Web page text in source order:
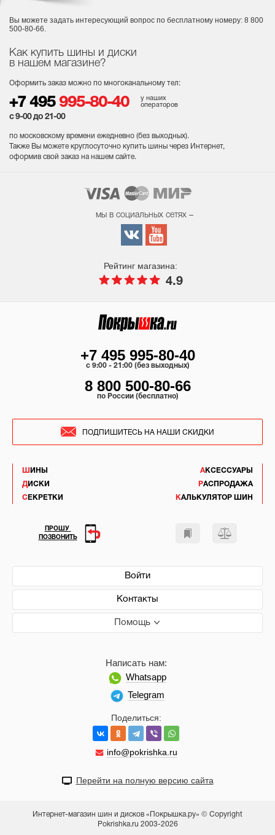
Как купить шины и диски
в нашем магазине?
Оформить заказ можно по многоканальному тел:
+7 495 995-80-40
у наших
операторов
с 9-00 до 21-00
по московскому времени ежедневно (без выходных).
Также Вы можете круглосуточно купить шины через Интернет,
оформив свой заказ на нашем сайте.
Вы можете задать интересующий вопрос по бесплатному номеру: 8 800
500-80-66.
мы в социальных сетях –
Рейтинг магазина:
4.9
ШИНЫ
ДИСКИ
СЕКРЕТКИ
АКСЕССУАРЫ
РАСПРОДАЖА
КАЛЬКУЛЯТОР ШИН
Войти
Контакты
Помощь
Поделиться:
info@pokrishka.ru
Написать нам:
Whatsapp
Telegram
+7 495 995-80-40
c 9:00 - 21:00 (без выходных)
8 800 500-80-66
по России (бесплатно)
ПОДПИШИТЕСЬ НА НАШИ СКИДКИ
ПРОШУ
ПОЗВОНИТЬ
Перейти на полную версию сайта
Интернет-магазин шин и дисков «Покрышка.ру» © Copyright
Pokrishka.ru 2003-2026